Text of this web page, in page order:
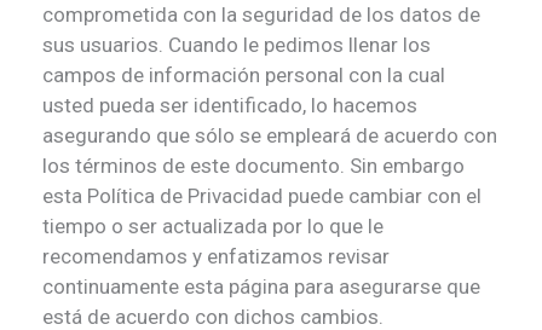
comprometida con la seguridad de los datos de
sus usuarios. Cuando le pedimos llenar los
campos de información personal con la cual
usted pueda ser identificado, lo hacemos
asegurando que sólo se empleará de acuerdo con
los términos de este documento. Sin embargo
esta Política de Privacidad puede cambiar con el
tiempo o ser actualizada por lo que le
recomendamos y enfatizamos revisar
continuamente esta página para asegurarse que
está de acuerdo con dichos cambios.